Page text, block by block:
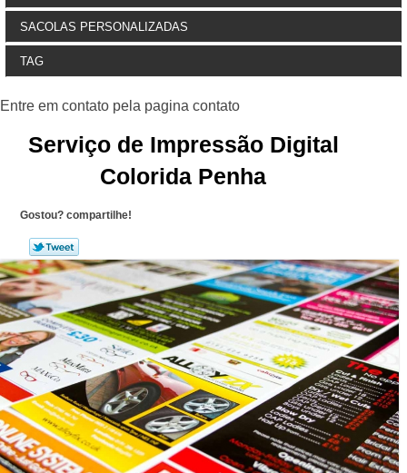
SACOLAS PERSONALIZADAS
TAG
Serviço de Impressão Digital
Colorida Penha
Gostou? compartilhe!